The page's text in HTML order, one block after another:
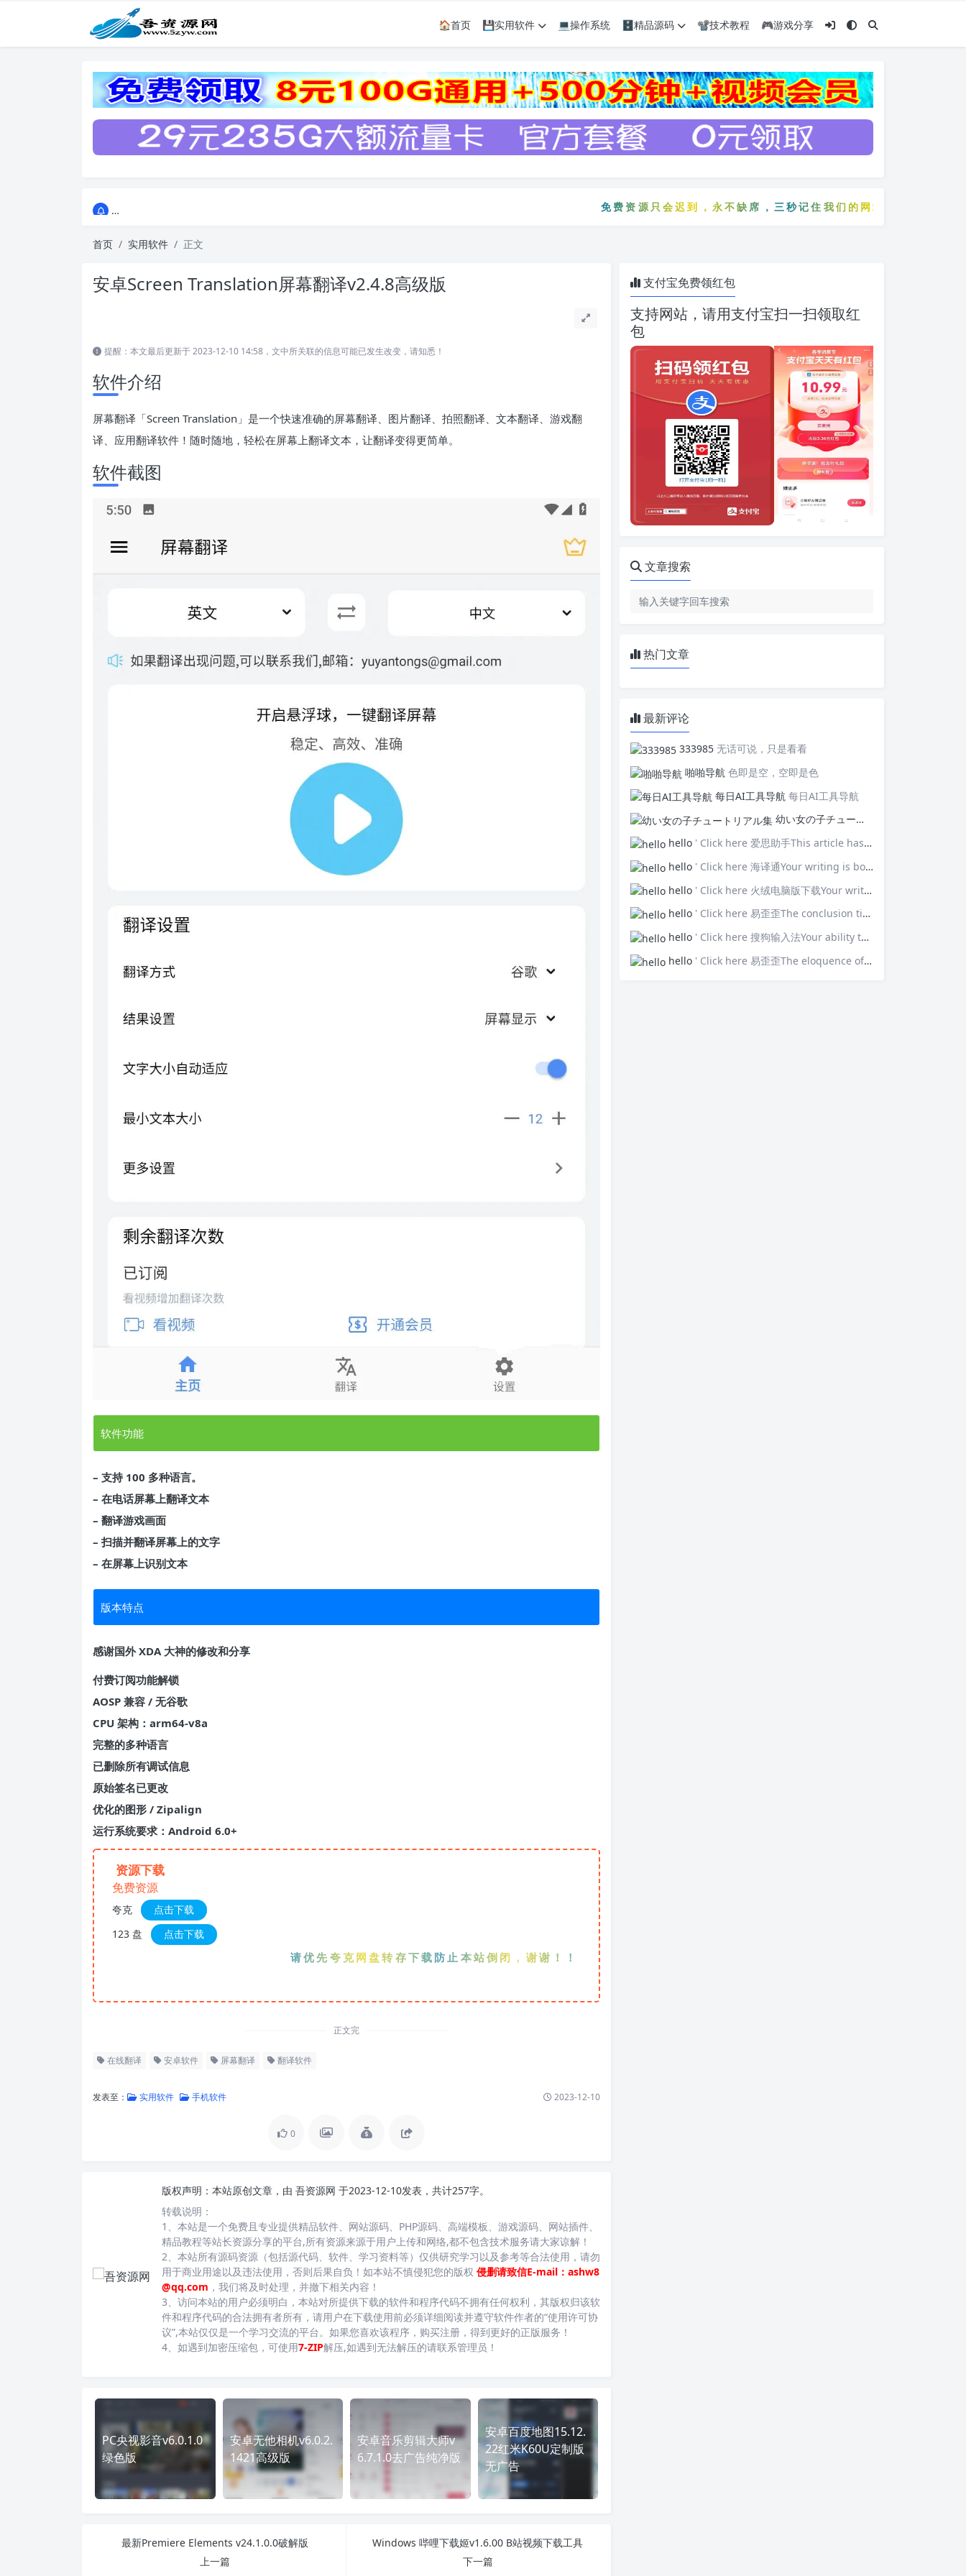
🏠首页 💾实用软件 💻操作系统 🗄️精品源码 📽️技术教程 🎮游戏分享
免费资源只会迟到，永不缺席，三秒记住我们的网站：5zyw.com
首页 实用软件 正文
安卓Screen Translation屏幕翻译v2.4.8高级版
提醒：本文最后更新于 2023-12-10 14:58，文中所关联的信息可能已发生改变，请知悉！
软件介绍
屏幕翻译「Screen Translation」是一个快速准确的屏幕翻译、图片翻译、拍照翻译、文本翻译、游戏翻
译、应用翻译软件！随时随地，轻松在屏幕上翻译文本，让翻译变得更简单。
软件截图
软件功能
– 支持 100 多种语言。
– 在电话屏幕上翻译文本
– 翻译游戏画面
– 扫描并翻译屏幕上的文字
– 在屏幕上识别文本
版本特点
感谢国外 XDA 大神的修改和分享
付费订阅功能解锁
AOSP 兼容 / 无谷歌
CPU 架构：arm64-v8a
完整的多种语言
已删除所有调试信息
原始签名已更改
优化的图形 / Zipalign
运行系统要求：Android 6.0+
资源下载
免费资源
夸克
点击下载
123 盘
点击下载
请优先夸克网盘转存下载防止本站倒闭，谢谢！！！
正文完
在线翻译 安卓软件 屏幕翻译 翻译软件
发表至： 实用软件 手机软件 2023-12-10
0
版权声明： 本站原创文章，由 吾资源网 于2023-12-10发表，共计257字。
转载说明：
1、本站是一个免费且专业提供精品软件、网站源码、PHP源码、高端模板、游戏源码、网站插件、
精品教程等站长资源分享的平台,所有资源来源于用户上传和网络,都不包含技术服务请大家谅解！
2、本站所有源码资源（包括源代码、软件、学习资料等）仅供研究学习以及参考等合法使用，请勿
用于商业用途以及违法使用，否则后果自负！如本站不慎侵犯您的版权 侵删请致信E-mail：ashw8
@qq.com ，我们将及时处理，并撤下相关内容！
3、访问本站的用户必须明白，本站对所提供下载的软件和程序代码不拥有任何权利，其版权归该软
件和程序代码的合法拥有者所有，请用户在下载使用前必须详细阅读并遵守软件作者的“使用许可协
议”,本站仅仅是一个学习交流的平台。如果您喜欢该程序，购买注册，得到更好的正版服务！
4、如遇到加密压缩包，可使用7-ZIP解压,如遇到无法解压的请联系管理员！
PC央视影音v6.0.1.0
绿色版
安卓无他相机v6.0.2.
1421高级版
安卓音乐剪辑大师v
6.7.1.0去广告纯净版
安卓百度地图15.12.
22红米K60U定制版
无广告
最新Premiere Elements v24.1.0.0破解版
上一篇
Windows 哔哩下载姬v1.6.00 B站视频下载工具
下一篇
支付宝免费领红包
支持网站，请用支付宝扫一扫领取红
包
文章搜索
热门文章
最新评论
333985 无话可说，只是看看
啪啪导航 色即是空，空即是色
每日AI工具导航 每日AI工具导航
幼い女の子チュートリアル集
hello ' Click here 爱思助手This article has opened my eyes to new ideas—thank you!
hello ' Click here 海译通Your writing is both powerful and poignant.
hello ' Click here 火绒电脑版下载Your writing touches upon universal themes that resonate with many.
hello ' Click here 易歪歪The conclusion ties everything together brilliantly.
hello ' Click here 搜狗输入法Your ability to connect with the audience is impressive.
hello ' Click here 易歪歪The eloquence of your prose elevates the discussion.